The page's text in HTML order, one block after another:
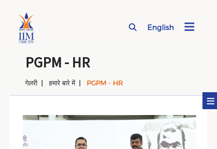
English
Page Top Menu
PGPM - HR
गेलरी हमारे बारे में PGPM - HR